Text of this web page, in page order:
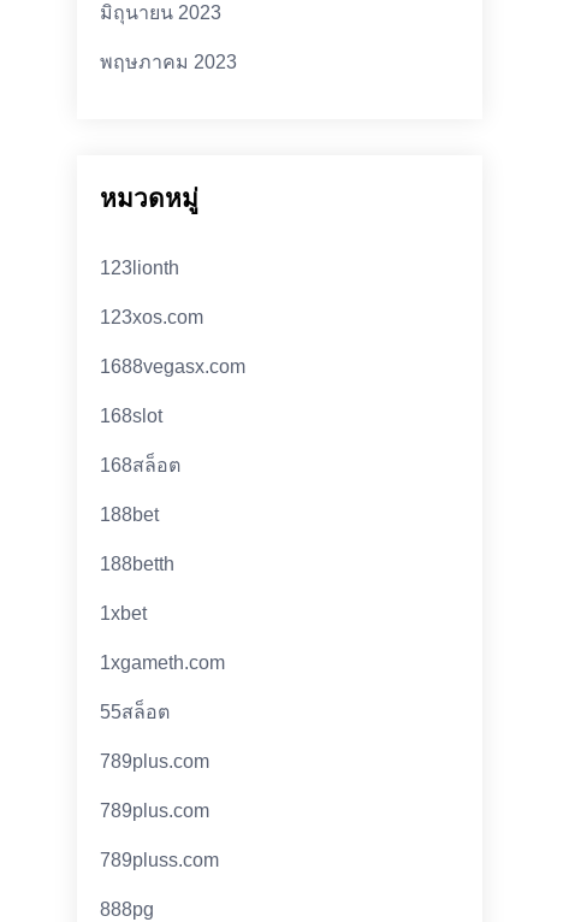
มิถุนายน 2023
พฤษภาคม 2023
หมวดหมู่
123lionth
123xos.com
1688vegasx.com
168slot
168สล็อต
188bet
188betth
1xbet
1xgameth.com
55สล็อต
789plus.com
789plus.com
789pluss.com
888pg